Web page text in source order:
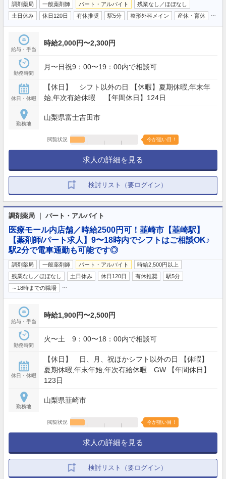
調剤薬局 一般薬剤師 パート・アルバイト
残業なし／ほぼなし
土日休み
休日120日 有休推奨 駅5分 整形外科メイン 産休・育休
給与・手当
時給2,000円〜2,300円
勤務時間
月〜日祝9：00〜19：00内で相談可
休日・休暇
【休日】 シフト以外の日 【休暇】夏期休暇,年末年
始,年次有給休暇 【年間休日】124日
勤務地
山梨県富士吉田市
閲覧状況 今が狙い目！
求人の詳細を見る
検討リスト（要ログイン）
調剤薬局 ｜ パート・アルバイト
医療モール内店舗／時給2500円可！韮崎市【韮崎駅】
【薬剤師/パート求人】9〜18時内でシフトはご相談OK♪
駅2分で電車通勤も可能です◎
調剤薬局 一般薬剤師 パート・アルバイト
時給2,500円以上
残業なし／ほぼなし
土日休み 休日120日 有休推奨
駅5分
～18時までの職場
給与・手当
時給1,900円〜2,500円
勤務時間
火〜土 9：00〜18：00内で相談可
休日・休暇
【休日】 日、月、祝ほかシフト以外の日 【休暇】
夏期休暇,年末年始,年次有給休暇 GW 【年間休日】
123日
勤務地
山梨県韮崎市
閲覧状況 今が狙い目！
求人の詳細を見る
検討リスト（要ログイン）